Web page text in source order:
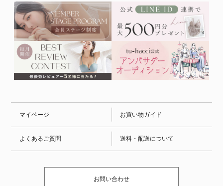
マイページ お買い物ガイド
よくあるご質問 送料・配送について
お問い合わせ